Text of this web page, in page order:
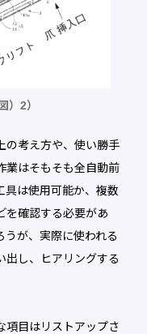
2）
の考え方や、使い勝手
業はそもそも全自動前
具は使用可能か、複数
を確認する必要があ
うが、実際に使われる
出し、ヒアリングする
目はリストアップさ